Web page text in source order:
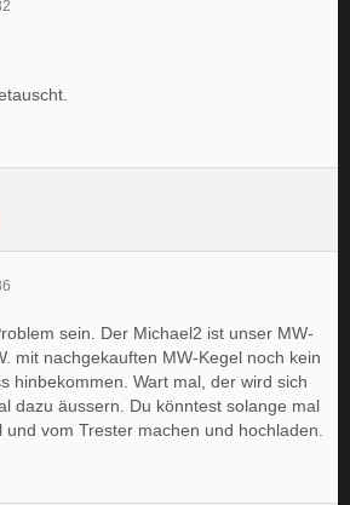
sein. Der Michael2 ist unser MW-
mit nachgekauften MW-Kegel noch kein
hinbekommen. Wart mal, der wird sich
dazu äussern. Du könntest solange mal
und vom Trester machen und hochladen.